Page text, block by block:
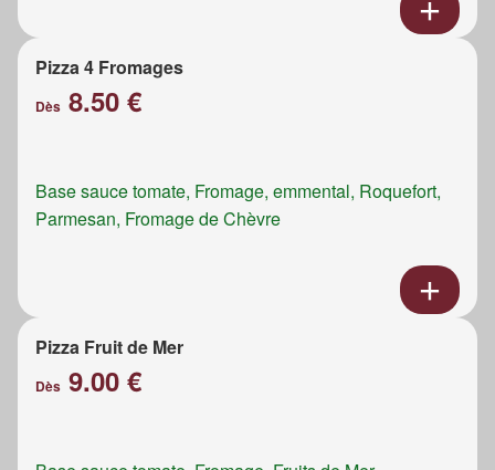
Pizza 4 Fromages
Dès 8.50 €
Base sauce tomate, Fromage, emmental, Roquefort,
Parmesan, Fromage de Chèvre
Pizza Fruit de Mer
Dès 9.00 €